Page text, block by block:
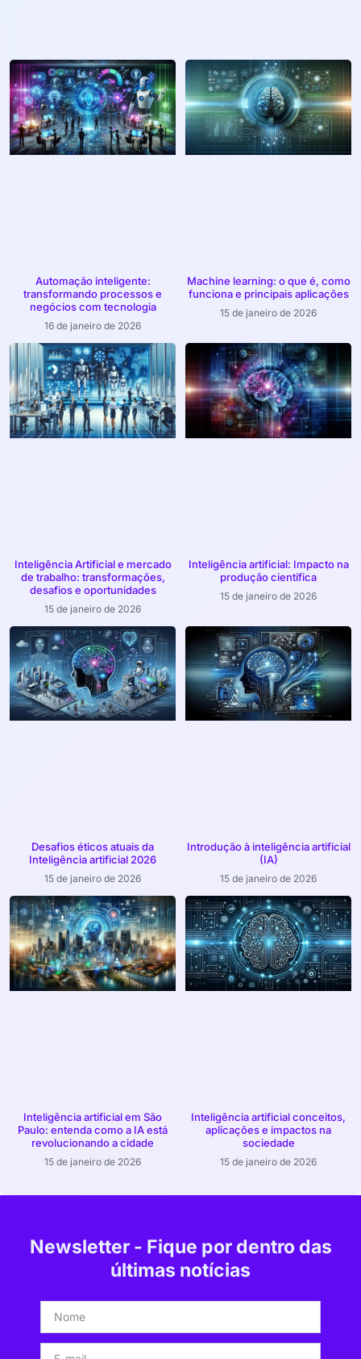
Automação inteligente:
transformando processos e
negócios com tecnologia
16 de janeiro de 2026
Machine learning: o que é, como
funciona e principais aplicações
15 de janeiro de 2026
Inteligência Artificial e mercado
de trabalho: transformações,
desafios e oportunidades
15 de janeiro de 2026
Inteligência artificial: Impacto na
produção científica
15 de janeiro de 2026
Desafios éticos atuais da
Inteligência artificial 2026
15 de janeiro de 2026
Introdução à inteligência artificial
(IA)
15 de janeiro de 2026
Inteligência artificial em São
Paulo: entenda como a IA está
revolucionando a cidade
15 de janeiro de 2026
Inteligência artificial conceitos,
aplicações e impactos na
sociedade
15 de janeiro de 2026
Newsletter - Fique por dentro das
últimas notícias